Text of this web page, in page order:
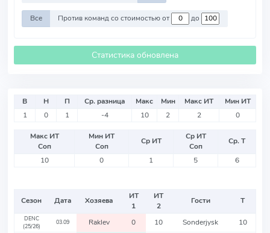
Все Против команд со стоимостью от до
Статистика обновлена
В Н П Ср. разница Макс Мин Макс ИТ
Мин ИТ
1
0 1 -4 10 2 2 0
Макс ИТ
Соп
Мин ИТ
Соп
Ср ИТ
Ср ИТ
Соп
Ср. Т
10
0 1 5 6
Сезон Дата Хозяева
ИТ
1
ИТ
2
Гости Т
DENC
(25/26)
03.09 Raklev 0 10 Sonderjysk 10